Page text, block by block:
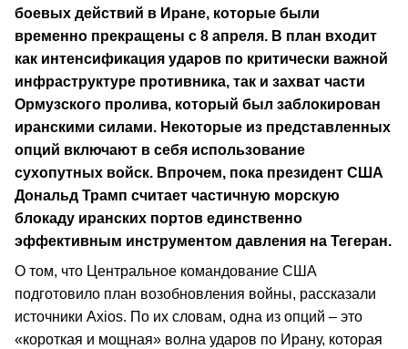
боевых действий в Иране, которые были
временно прекращены с 8 апреля. В план входит
как интенсификация ударов по критически важной
инфраструктуре противника, так и захват части
Ормузского пролива, который был заблокирован
иранскими силами. Некоторые из представленных
опций включают в себя использование
сухопутных войск. Впрочем, пока президент США
Дональд Трамп считает частичную морскую
блокаду иранских портов единственно
эффективным инструментом давления на Тегеран.
О том, что Центральное командование США
подготовило план возобновления войны, рассказали
источники Axios. По их словам, одна из опций – это
«короткая и мощная» волна ударов по Ирану, которая